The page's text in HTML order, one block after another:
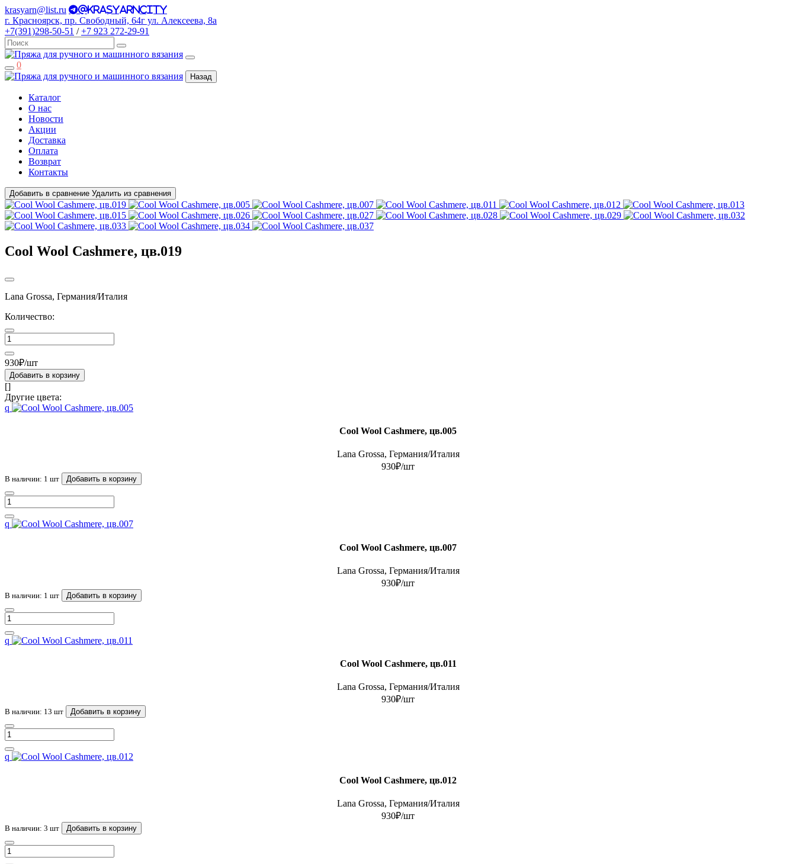
krasyarn@list.ru @krasyarncity
г. Красноярск, пр. Свободный, 64г ул. Алексеева, 8а
+7(391)298-50-51 / +7 923 272-29-91
0
Назад
Каталог
О нас
Новости
Акции
Доставка
Оплата
Возврат
Контакты
Добавить в сравнение Удалить из сравнения
Cool Wool Cashmere, цв.019
Lana Grossa, Германия/Италия
Количество:
930₽/шт
Добавить в корзину
[]
Другие цвета:
q
Cool Wool Cashmere, цв.005
Lana Grossa, Германия/Италия
930₽/шт
В наличии: 1 шт Добавить в корзину
q
Cool Wool Cashmere, цв.007
Lana Grossa, Германия/Италия
930₽/шт
В наличии: 1 шт Добавить в корзину
q
Cool Wool Cashmere, цв.011
Lana Grossa, Германия/Италия
930₽/шт
В наличии: 13 шт Добавить в корзину
q
Cool Wool Cashmere, цв.012
Lana Grossa, Германия/Италия
930₽/шт
В наличии: 3 шт Добавить в корзину